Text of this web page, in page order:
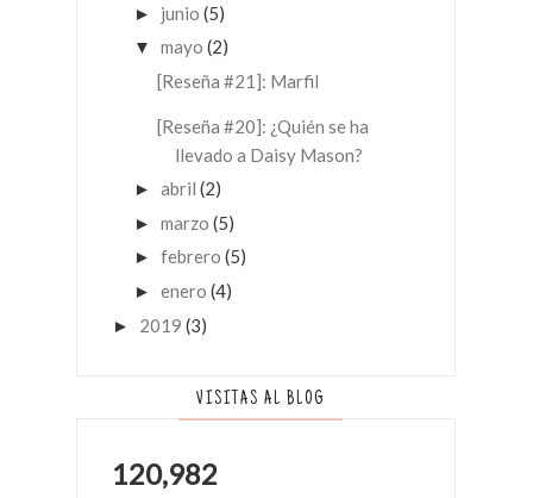
► junio (5)
▼ mayo (2)
[Reseña #21]: Marfil
[Reseña #20]: ¿Quién se ha
llevado a Daisy Mason?
► abril (2)
► marzo (5)
► febrero (5)
► enero (4)
► 2019 (3)
VISITAS AL BLOG
120,982